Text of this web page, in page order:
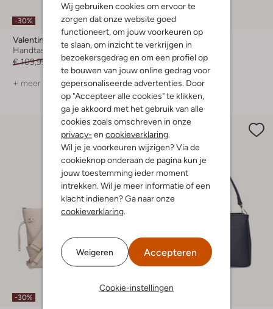
Wij gebruiken cookies om ervoor te
zorgen dat onze website goed
functioneert, om jouw voorkeuren op
te slaan, om inzicht te verkrijgen in
bezoekersgedrag en om een profiel op
te bouwen van jouw online gedrag voor
gepersonaliseerde advertenties. Door
op "Accepteer alle cookies" te klikken,
ga je akkoord met het gebruik van alle
cookies zoals omschreven in onze
privacy- en cookieverklaring.
Wil je je voorkeuren wijzigen? Via de
cookieknop onderaan de pagina kun je
jouw toestemming ieder moment
intrekken. Wil je meer informatie of een
klacht indienen? Ga naar onze
cookieverklaring.
Weigeren Accepteren
Cookie-instellingen
-30%
Valentino Bags
Handtas
€ 109,99
€ 76,99
+ meer kleuren
-30%
Valentino Bags
Schoudertas
€ 139,99 € 97,99
-30%